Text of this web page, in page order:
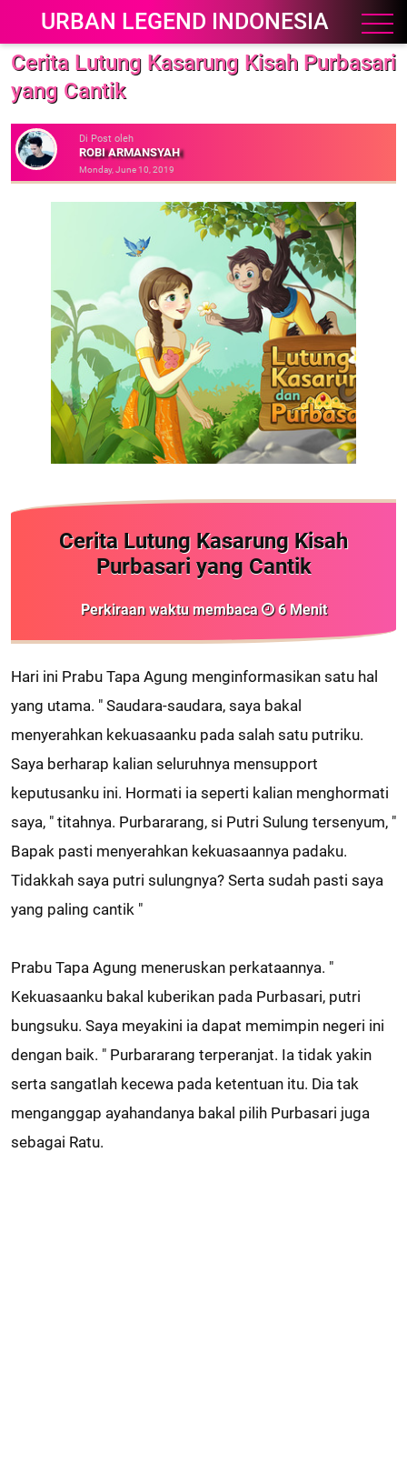
URBAN LEGEND INDONESIA
Cerita Lutung Kasarung Kisah Purbasari
yang Cantik
Di Post oleh
ROBI ARMANSYAH
Monday, June 10, 2019
Cerita Lutung Kasarung Kisah
Purbasari yang Cantik
Perkiraan waktu membaca 6Menit
Hari ini Prabu Tapa Agung menginformasikan satu hal
yang utama. " Saudara-saudara, saya bakal
menyerahkan kekuasaanku pada salah satu putriku.
Saya berharap kalian seluruhnya mensupport
keputusanku ini. Hormati ia seperti kalian menghormati
saya, " titahnya. Purbararang, si Putri Sulung tersenyum, "
Bapak pasti menyerahkan kekuasaannya padaku.
Tidakkah saya putri sulungnya? Serta sudah pasti saya
yang paling cantik "
Prabu Tapa Agung meneruskan perkataannya. "
Kekuasaanku bakal kuberikan pada Purbasari, putri
bungsuku. Saya meyakini ia dapat memimpin negeri ini
dengan baik. " Purbararang terperanjat. Ia tidak yakin
serta sangatlah kecewa pada ketentuan itu. Dia tak
menganggap ayahandanya bakal pilih Purbasari juga
sebagai Ratu.